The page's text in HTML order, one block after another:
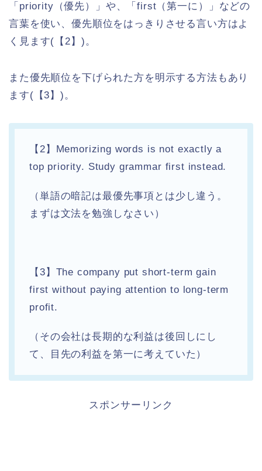
「priority（優先）」や、「first（第一に）」などの
言葉を使い、優先順位をはっきりさせる言い方はよ
く見ます(【2】)。
また優先順位を下げられた方を明示する方法もあり
ます(【3】)。
【2】Memorizing words is not exactly a
top priority. Study grammar first instead.
（単語の暗記は最優先事項とは少し違う。
まずは文法を勉強しなさい）
【3】The company put short-term gain
first without paying attention to long-term
profit.
（その会社は長期的な利益は後回しにし
て、目先の利益を第一に考えていた）
スポンサーリンク